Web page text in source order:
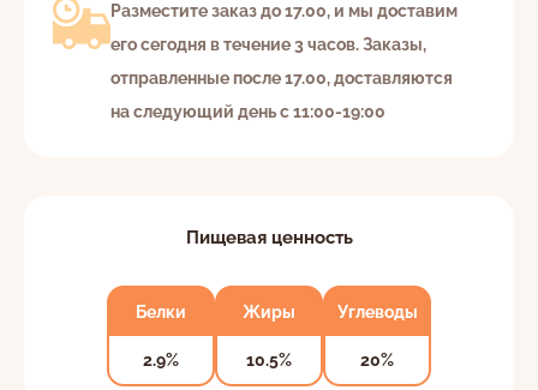
Разместите заказ до 17.00, и мы доставим
его сегодня в течение 3 часов. Заказы,
отправленные после 17.00, доставляются
на следующий день с 11:00-19:00
Пищевая ценность
Белки
2.9%
Жиры
10.5%
Углеводы
20%